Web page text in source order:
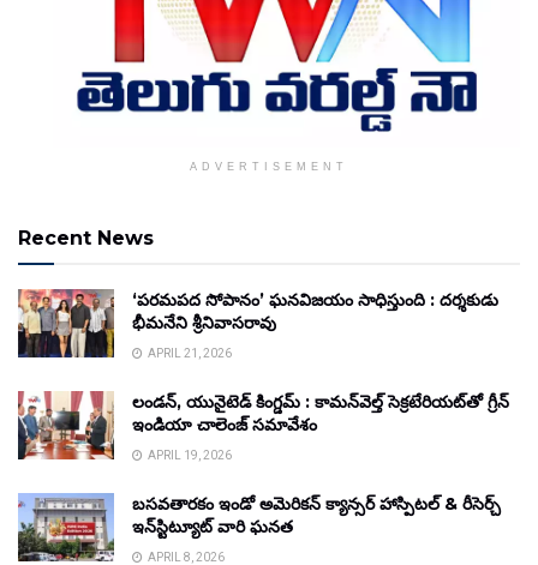
ADVERTISEMENT
Recent News
‘పరమపద సోపానం’ ఘనవిజయం సాధిస్తుంది : దర్శకుడు
భీమనేని శ్రీనివాసరావు
APRIL 21, 2026
లండన్, యునైటెడ్ కింగ్డమ్ : కామన్‌వెల్త్ సెక్రటేరియట్‌తో గ్రీన్
ఇండియా చాలెంజ్ సమావేశం
APRIL 19, 2026
బసవతారకం ఇండో అమెరికన్ క్యాన్సర్ హాస్పిటల్ & రీసెర్చ్
ఇన్‌స్టిట్యూట్ వారి ఘనత
APRIL 8, 2026